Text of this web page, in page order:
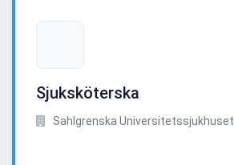
Sjuksköterska
Sahlgrenska Universitetssjukhuset